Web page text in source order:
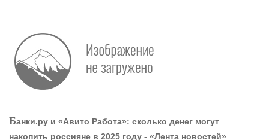
Работа мечты. Что банки делают для того, чтобы
привлечь и удержать персонал - «Интервью»
Банки.ру и «Авито Работа»: сколько денег могут
накопить россияне в 2025 году - «Лента новостей»